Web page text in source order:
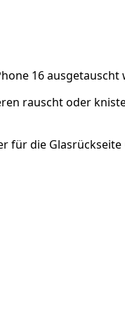
16 ausgetauscht
rauscht oder
für die